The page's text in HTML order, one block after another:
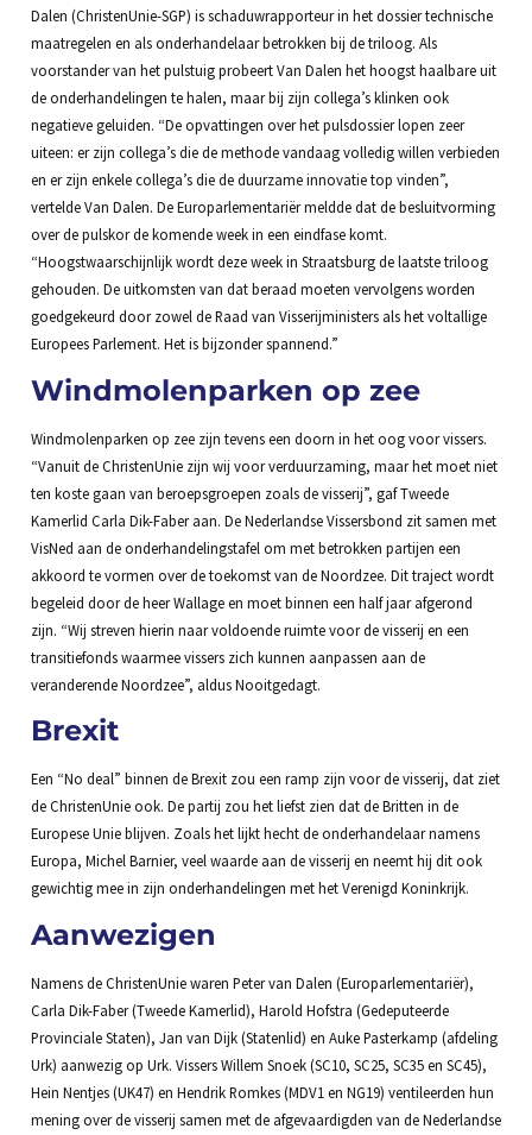
Dalen (ChristenUnie-SGP) is schaduwrapporteur in het dossier technische
maatregelen en als onderhandelaar betrokken bij de triloog. Als
voorstander van het pulstuig probeert Van Dalen het hoogst haalbare uit
de onderhandelingen te halen, maar bij zijn collega’s klinken ook
negatieve geluiden. “De opvattingen over het pulsdossier lopen zeer
uiteen: er zijn collega’s die de methode vandaag volledig willen verbieden
en er zijn enkele collega’s die de duurzame innovatie top vinden”,
vertelde Van Dalen. De Europarlementariër meldde dat de besluitvorming
over de pulskor de komende week in een eindfase komt.
“Hoogstwaarschijnlijk wordt deze week in Straatsburg de laatste triloog
gehouden. De uitkomsten van dat beraad moeten vervolgens worden
goedgekeurd door zowel de Raad van Visserijministers als het voltallige
Europees Parlement. Het is bijzonder spannend.”
Windmolenparken op zee
Windmolenparken op zee zijn tevens een doorn in het oog voor vissers.
“Vanuit de ChristenUnie zijn wij voor verduurzaming, maar het moet niet
ten koste gaan van beroepsgroepen zoals de visserij”, gaf Tweede
Kamerlid Carla Dik-Faber aan. De Nederlandse Vissersbond zit samen met
VisNed aan de onderhandelingstafel om met betrokken partijen een
akkoord te vormen over de toekomst van de Noordzee. Dit traject wordt
begeleid door de heer Wallage en moet binnen een half jaar afgerond
zijn. “Wij streven hierin naar voldoende ruimte voor de visserij en een
transitiefonds waarmee vissers zich kunnen aanpassen aan de
veranderende Noordzee”, aldus Nooitgedagt.
Brexit
Een “No deal” binnen de Brexit zou een ramp zijn voor de visserij, dat ziet
de ChristenUnie ook. De partij zou het liefst zien dat de Britten in de
Europese Unie blijven. Zoals het lijkt hecht de onderhandelaar namens
Europa, Michel Barnier, veel waarde aan de visserij en neemt hij dit ook
gewichtig mee in zijn onderhandelingen met het Verenigd Koninkrijk.
Aanwezigen
Namens de ChristenUnie waren Peter van Dalen (Europarlementariër),
Carla Dik-Faber (Tweede Kamerlid), Harold Hofstra (Gedeputeerde
Provinciale Staten), Jan van Dijk (Statenlid) en Auke Pasterkamp (afdeling
Urk) aanwezig op Urk. Vissers Willem Snoek (SC10, SC25, SC35 en SC45),
Hein Nentjes (UK47) en Hendrik Romkes (MDV1 en NG19) ventileerden hun
mening over de visserij samen met de afgevaardigden van de Nederlandse